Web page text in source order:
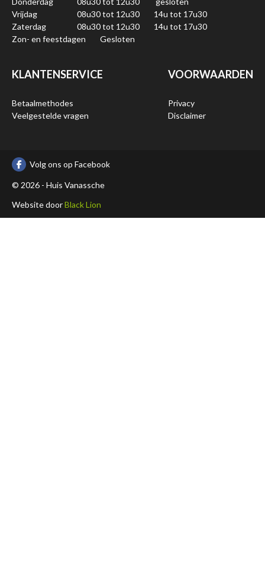
Vrijdag
08u30 tot 12u30
14u tot 17u30
Zaterdag
08u30 tot 12u30
14u tot 17u30
Zon- en feestdagen
Gesloten
KLANTENSERVICE
Betaalmethodes
Veelgestelde vragen
VOORWAARDEN
Privacy
Disclaimer
Volg ons op Facebook
© 2026 - Huis Vanassche
Website doorBlack Lion